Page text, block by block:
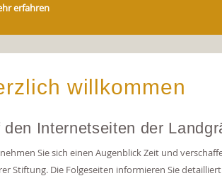
erfahren
willkommen
den Internetseiten der
Sie sich einen Augenblick Zeit und
Stiftung. Die Folgeseiten informieren Sie